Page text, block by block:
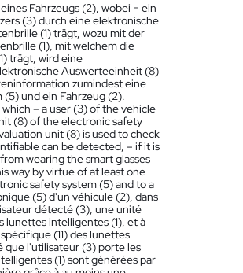
Fahrzeugs (2), wobei − ein
(3) durch eine elektronische
(1) trägt, wozu mit der
(1), mit welchem die
trägt, wird eine
Auswerteeinheit (8)
zumindest eine
und ein Fahrzeug (2).
– a user (3) of the vehicle
(8) of the electronic safety
unit (8) is used to check
can be detected, – if it is
wearing the smart glasses
way by virtue of at least one
safety system (5) and to a
(5) d'un véhicule (2), dans
détecté (3), une unité
intelligentes (1), et à
(11) des lunettes
que l'utilisateur (3) porte les
(1) sont générées par